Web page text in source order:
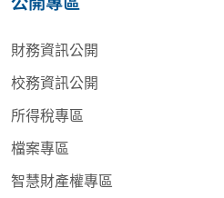
財務資訊公開
校務資訊公開
所得稅專區
檔案專區
智慧財產權專區